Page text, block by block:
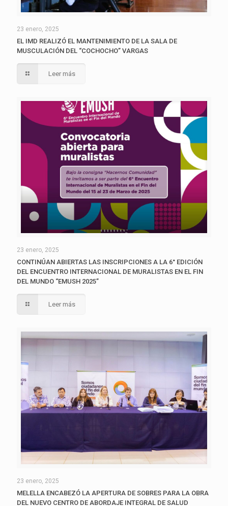
23 enero, 2025
EL IMD REALIZÓ EL MANTENIMIENTO DE LA SALA DE
MUSCULACIÓN DEL “COCHOCHO” VARGAS
Leer más
23 enero, 2025
CONTINÚAN ABIERTAS LAS INSCRIPCIONES A LA 6° EDICIÓN
DEL ENCUENTRO INTERNACIONAL DE MURALISTAS EN EL FIN
DEL MUNDO “EMUSH 2025”
Leer más
23 enero, 2025
MELELLA ENCABEZÓ LA APERTURA DE SOBRES PARA LA OBRA
DEL NUEVO CENTRO DE ABORDAJE INTEGRAL DE SALUD